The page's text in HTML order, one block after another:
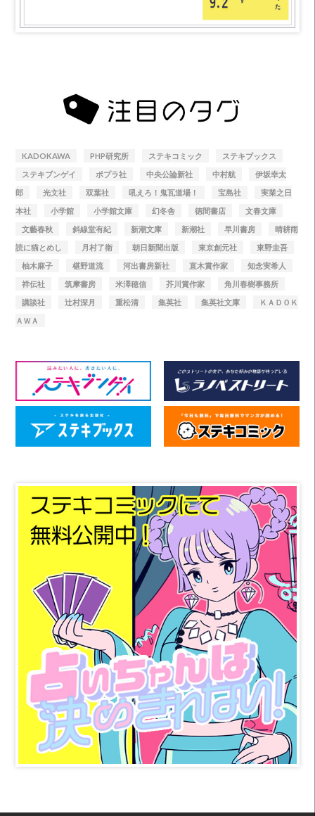
KADOKAWA PHP研究所 ステキコミック
ステキブックス
ステキブンゲイ
ポプラ社 中央公論新社 中村航
伊坂幸太
郎
光文社 双葉社 吼えろ！鬼瓦道場！ 宝島社
実業之日
本社
小学館 小学館文庫 幻冬舎 徳間書店
文春文庫
文藝春秋
斜線堂有紀 新潮文庫 新潮社 早川書房
晴耕雨
読に猫とめし
月村了衛 朝日新聞出版 東京創元社
東野圭吾
柚木麻子
椹野道流 河出書房新社 直木賞作家
知念実希人
祥伝社
筑摩書房 米澤穂信 芥川賞作家
角川春樹事務所
講談社
辻村深月 重松清 集英社 集英社文庫
ＫＡＤＯＫ
ＡＷＡ